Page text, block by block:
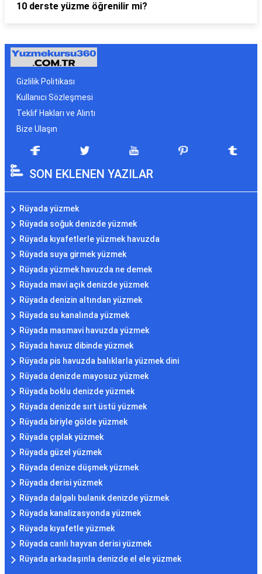
10 derste yüzme öğrenilir mi?
Gizlilik Politikası
Kullanıcı Sözleşmesi
Teklif Hakları ve Alıntı
Bize Ulaşın
SON EKLENEN YAZILAR
Rüyada yüzmek
Rüyada soğuk denizde yüzmek
Rüyada kıyafetlerle yüzmek havuzda
Rüyada suya girmek yüzmek
Rüyada yüzmek havuzda ne demek
Rüyada mavi açık denizde yüzmek
Rüyada denizin altından yüzmek
Rüyada su kanalında yüzmek
Rüyada masmavi havuzda yüzmek
Rüyada havuz dibinde yüzmek
Rüyada pis havuzda balıklarla yüzmek dini
Rüyada denizde mayosuz yüzmek
Rüyada boklu denizde yüzmek
Rüyada denizde sırt üstü yüzmek
Rüyada biriyle gölde yüzmek
Rüyada çıplak yüzmek
Rüyada güzel yüzmek
Rüyada denize düşmek yüzmek
Rüyada derisi yüzmek
Rüyada dalgalı bulanık denizde yüzmek
Rüyada kanalizasyonda yüzmek
Rüyada kıyafetle yüzmek
Rüyada canlı hayvan derisi yüzmek
Rüyada arkadaşınla denizde el ele yüzmek